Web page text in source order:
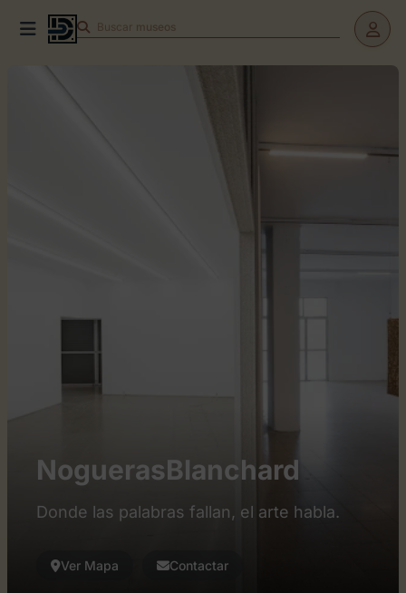
Buscar museos
NoguerasBlanchard
Donde las palabras fallan, el arte habla.
Ver Mapa Contactar